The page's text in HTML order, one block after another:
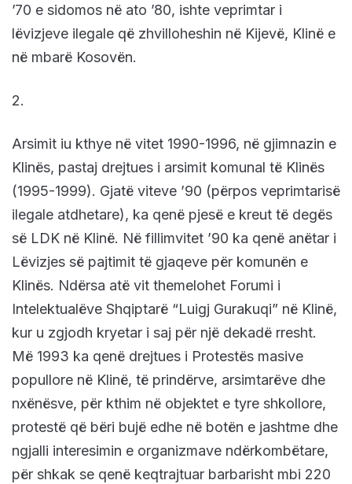
’70 e sidomos në ato ’80, ishte veprimtar i
lëvizjeve ilegale që zhvilloheshin në Kijevë, Klinë e
në mbarë Kosovën.
2.
Arsimit iu kthye në vitet 1990-1996, në gjimnazin e
Klinës, pastaj drejtues i arsimit komunal të Klinës
(1995-1999). Gjatë viteve ’90 (përpos veprimtarisë
ilegale atdhetare), ka qenë pjesë e kreut të degës
së LDK në Klinë. Në fillimvitet ’90 ka qenë anëtar i
Lëvizjes së pajtimit të gjaqeve për komunën e
Klinës. Ndërsa atë vit themelohet Forumi i
Intelektualëve Shqiptarë “Luigj Gurakuqi” në Klinë,
kur u zgjodh kryetar i saj për një dekadë rresht.
Më 1993 ka qenë drejtues i Protestës masive
popullore në Klinë, të prindërve, arsimtarëve dhe
nxënësve, për kthim në objektet e tyre shkollore,
protestë që bëri bujë edhe në botën e jashtme dhe
ngjalli interesimin e organizmave ndërkombëtare,
për shkak se qenë keqtrajtuar barbarisht mbi 220